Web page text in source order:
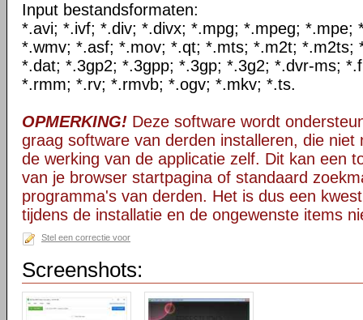
Input bestandsformaten:
*.avi; *.ivf; *.div; *.divx; *.mpg; *.mpeg; *.mpe;
*.wmv; *.asf; *.mov; *.qt; *.mts; *.m2t; *.m2ts;
*.dat; *.3gp2; *.3gpp; *.3gp; *.3g2; *.dvr-ms;
*.rmm; *.rv; *.rmvb; *.ogv; *.mkv; *.ts.
OPMERKING! Deze software wordt
graag software van derden installeren, die niet
de werking van de applicatie zelf. Dit kan een
van je browser startpagina of standaard
programma's van derden. Het is dus een
tijdens de installatie en de ongewenste items
Stel een correctie voor
Screenshots: